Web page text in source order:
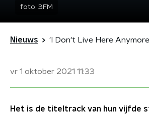
foto: 3FM
Nieuws
vr 1 oktober 2021 11:33
Het is de titeltrack van hun vijfde